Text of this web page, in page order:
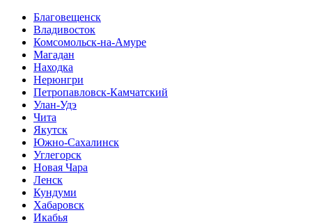
Благовещенск
Владивосток
Комсомольск-на-Амуре
Магадан
Находка
Нерюнгри
Петропавловск-Камчатский
Улан-Удэ
Чита
Якутск
Южно-Сахалинск
Углегорск
Новая Чара
Ленск
Кундуми
Хабаровск
Икабья